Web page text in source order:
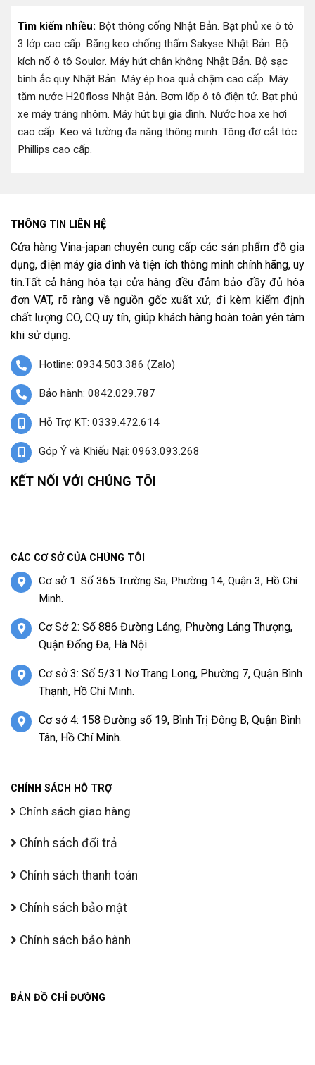
Tìm kiếm nhiều: Bột thông cống Nhật Bản. Bạt phủ xe ô tô
3 lớp cao cấp. Băng keo chống thấm Sakyse Nhật Bản. Bộ
kích nổ ô tô Soulor. Máy hút chân không Nhật Bản. Bộ sạc
bình ắc quy Nhật Bản. Máy ép hoa quả chậm cao cấp. Máy
tăm nước H20floss Nhật Bản. Bơm lốp ô tô điện tử. Bạt phủ
xe máy tráng nhôm. Máy hút bụi gia đình. Nước hoa xe hơi
cao cấp. Keo vá tường đa năng thông minh. Tông đơ cắt tóc
Phillips cao cấp.
THÔNG TIN LIÊN HỆ
Cửa hàng Vina-japan chuyên cung cấp các sản phẩm đồ gia
dụng, điện máy gia đình và tiện ích thông minh chính hãng, uy
tín.Tất cả hàng hóa tại cửa hàng đều đảm bảo đầy đủ hóa
đơn VAT, rõ ràng về nguồn gốc xuất xứ, đi kèm kiểm định
chất lượng CO, CQ uy tín, giúp khách hàng hoàn toàn yên tâm
khi sử dụng.
Hotline: 0934.503.386 (Zalo)
Bảo hành: 0842.029.787
Hỗ Trợ KT: 0339.472.614
Góp Ý và Khiếu Nại: 0963.093.268
KẾT NỐI VỚI CHÚNG TÔI
CÁC CƠ SỞ CỦA CHÚNG TÔI
Cơ sở 1: Số 365 Trường Sa, Phường 14, Quận 3, Hồ Chí
Minh.
Cơ Sở 2: Số 886 Đường Láng, Phường Láng Thượng,
Quận Đống Đa, Hà Nội
Cơ sở 3: Số 5/31 Nơ Trang Long, Phường 7, Quận Bình
Thạnh, Hồ Chí Minh.
Cơ sở 4: 158 Đường số 19, Bình Trị Đông B, Quận Bình
Tân, Hồ Chí Minh.
CHÍNH SÁCH HỖ TRỢ
Chính sách giao hàng
Chính sách đổi trả
Chính sách thanh toán
Chính sách bảo mật
Chính sách bảo hành
BẢN ĐỒ CHỈ ĐƯỜNG